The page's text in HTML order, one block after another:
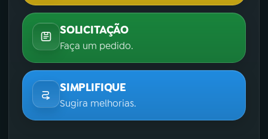
SOLICITAÇÃO
Faça um pedido.
SIMPLIFIQUE
Sugira melhorias.